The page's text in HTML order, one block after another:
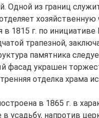
Одной из границ
1815 г. по
трапезной,
памятника
фасад украшен
отделка
в 1865 г. в
усадьбу, напротив